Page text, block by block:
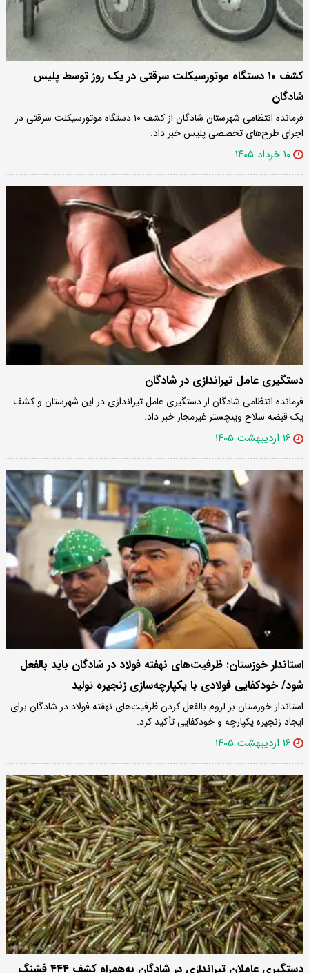
کشف ۱۰ دستگاه موتورسیکلت سرقتی در یک روز توسط پلیس
شادگان
فرمانده انتظامی شهرستان شادگان از کشف ۱۰ دستگاه موتورسیکلت سرقتی در
اجرای طرح‌های تخصصی پلیس خبر داد.
۱۰ خرداد ۱۴۰۵
دستگیری عامل تیراندازی در شادگان
فرمانده انتظامی شادگان از دستگیری عامل تیراندازی در این شهرستان و کشف
یک قبضه سلاح وینچستر غیرمجاز خبر داد.
۱۶ اردیبهشت ۱۴۰۵
استاندار خوزستان: ظرفیت‌های نهفته فولاد در شادگان باید بالفعل
شود/ خودکفایی فولادی با یکپارچه‌سازی زنجیره تولید
استاندار خوزستان بر لزوم بالفعل کردن ظرفیت‌های نهفته فولاد در شادگان برای
ایجاد زنجیره یکپارچه و خودکفایی تأکید کرد.
۱۶ اردیبهشت ۱۴۰۵
دستگیری عاملان تیراندازی در شادگان به‌همراه کشف ۴۴۴ فشنگ